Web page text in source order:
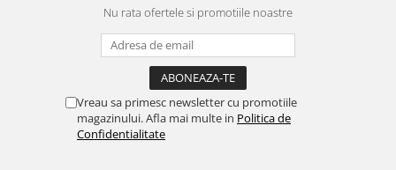
Nu rata ofertele si promotiile noastre
Vreau sa primesc newsletter cu promotiile
magazinului. Afla mai multe in Politica de
Confidentialitate